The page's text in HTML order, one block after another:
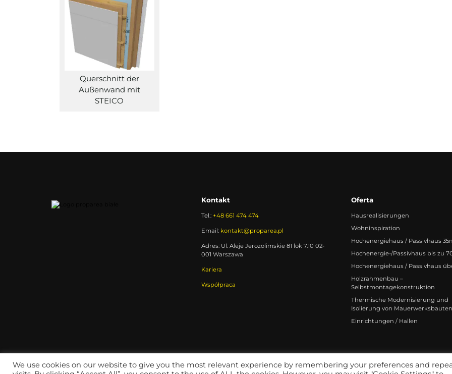
Querschnitt der
Außenwand mit
STEICO
Kontakt
Tel.: +48 661 474 474
Email: kontakt@proparea.pl
Adres: Ul. Aleje Jerozolimskie 81 lok 7.10 02-
001 Warszawa
Kariera
Współpraca
Oferta
Hausrealisierungen
Wohninspiration
Hochenergiehaus / Passivhaus
Hochenergie-/Passivhaus bis zu
Hochenergiehaus / Passivhaus
Holzrahmenbau –
Selbstmontagekonstruktion
Thermische Modernisierung und
Isolierung von Mauerwerksbauten
Einrichtungen / Hallen
We use cookies on our website to give you the most relevant experience by remembering your preferences and